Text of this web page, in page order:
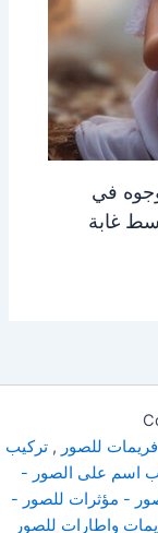
في
غابة
للصور , تركيب
اسم على الصور -
- مؤثرات للصور -
واطارات للصور